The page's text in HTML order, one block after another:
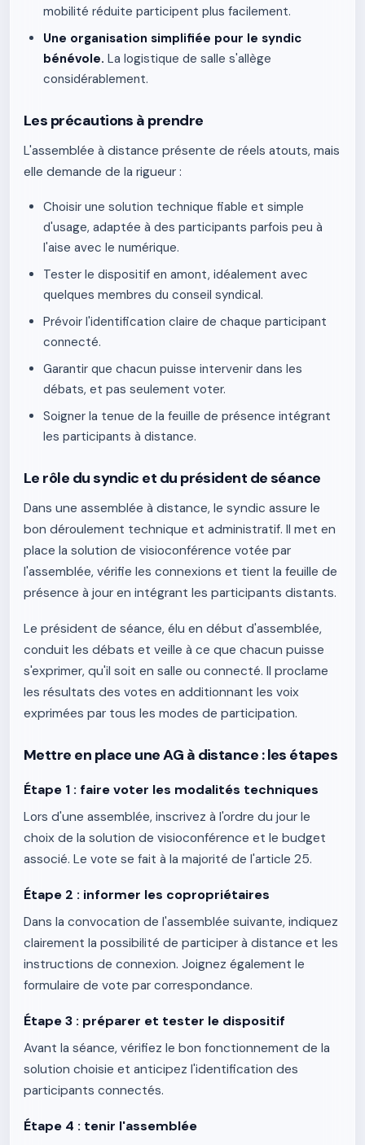
mobilité réduite participent plus facilement.
Une organisation simplifiée pour le syndic
bénévole. La logistique de salle s'allège
considérablement.
Les précautions à prendre
L'assemblée à distance présente de réels atouts, mais
elle demande de la rigueur :
Choisir une solution technique fiable et simple
d'usage, adaptée à des participants parfois peu à
l'aise avec le numérique.
Tester le dispositif en amont, idéalement avec
quelques membres du conseil syndical.
Prévoir l'identification claire de chaque participant
connecté.
Garantir que chacun puisse intervenir dans les
débats, et pas seulement voter.
Soigner la tenue de la feuille de présence intégrant
les participants à distance.
Le rôle du syndic et du président de séance
Dans une assemblée à distance, le syndic assure le
bon déroulement technique et administratif. Il met en
place la solution de visioconférence votée par
l'assemblée, vérifie les connexions et tient la feuille de
présence à jour en intégrant les participants distants.
Le président de séance, élu en début d'assemblée,
conduit les débats et veille à ce que chacun puisse
s'exprimer, qu'il soit en salle ou connecté. Il proclame
les résultats des votes en additionnant les voix
exprimées par tous les modes de participation.
Mettre en place une AG à distance : les étapes
Étape 1 : faire voter les modalités techniques
Lors d'une assemblée, inscrivez à l'ordre du jour le
choix de la solution de visioconférence et le budget
associé. Le vote se fait à la majorité de l'article 25.
Étape 2 : informer les copropriétaires
Dans la convocation de l'assemblée suivante, indiquez
clairement la possibilité de participer à distance et les
instructions de connexion. Joignez également le
formulaire de vote par correspondance.
Étape 3 : préparer et tester le dispositif
Avant la séance, vérifiez le bon fonctionnement de la
solution choisie et anticipez l'identification des
participants connectés.
Étape 4 : tenir l'assemblée